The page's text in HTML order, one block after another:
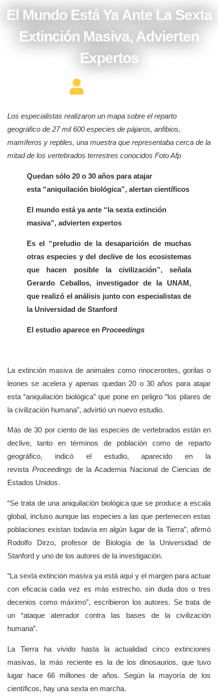
El Mundo Está Ya Ante La Sexta
Extinción Masiva, Advierten
Expertos
Los especialistas realizaron un mapa sobre el reparto
geográfico de 27 mil 600 especies de pájaros, anfibios,
mamíferos y reptiles, una muestra que representaba cerca de la
mitad de los vertebrados terrestres conocidos Foto Afp
Quedan sólo 20 o 30 años para atajar
esta
aniquilación biológica , alertan científicos
El mundo está ya ante
la sexta extinción
masiva , advierten expertos
Es el
preludio de la desaparición de muchas
otras especies y del declive de los ecosistemas
que hacen posible la civilización , señala
Gerardo Ceballos, investigador de la UNAM,
que realizó el análisis junto con especialistas de
la Universidad de Stanford
El estudio aparece en Proceedings
La extinción masiva de animales como rinocerontes, gorilas o
leones se acelera y apenas quedan 20 o 30 años para atajar
esta aniquilación biológica que pone en peligro los pilares de
la civilización humana , advirtió un nuevo estudio.
Más de 30 por ciento de las especies de vertebrados están en
declive, tanto en términos de población como de reparto
geográfico, indicó el estudio, aparecido en la
revista Proceedings de la Academia Nacional de Ciencias de
Estados Unidos.
Se trata de una aniquilación biológica que se produce a escala
global, incluso aunque las especies a las que pertenecen estas
poblaciones existan todavía en algún lugar de la Tierra , afirmó
Rodolfo Dirzo, profesor de Biología de la Universidad de
Stanford y uno de los autores de la investigación.
La sexta extinción masiva ya está aquí y el margen para actuar
con eficacia cada vez es más estrecho, sin duda dos o tres
decenios como máximo , escribieron los autores. Se trata de
un
ataque aterrador contra las bases de la civilización
humana .
La Tierra ha vivido hasta la actualidad cinco extinciones
masivas, la más reciente es la de los dinosaurios, que tuvo
lugar hace 66 millones de años. Según la mayoría de los
científicos, hay una sexta en marcha.